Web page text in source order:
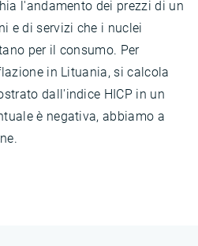
l'andamento dei prezzi di un
e di servizi che i nuclei
per il consumo. Per
in Lituania, si calcola
dall'indice HICP in un
è negativa, abbiamo a